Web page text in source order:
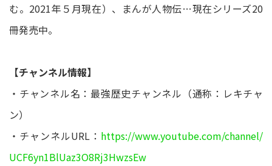
む。2021年５月現在）、まんが人物伝…現在シリーズ20
冊発売中。
【チャンネル情報】
・チャンネル名：最強歴史チャンネル（通称：レキチャ
ン）
・チャンネルURL： https://www.youtube.com/channel/
UCF6yn1BlUaz3O8Rj3HwzsEw